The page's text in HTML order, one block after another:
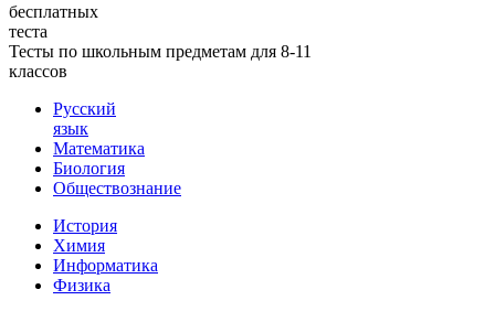
бесплатных
теста
Тесты по школьным предметам для 8-11
классов
Русский
язык
Математика
Биология
Обществознание
История
Химия
Информатика
Физика